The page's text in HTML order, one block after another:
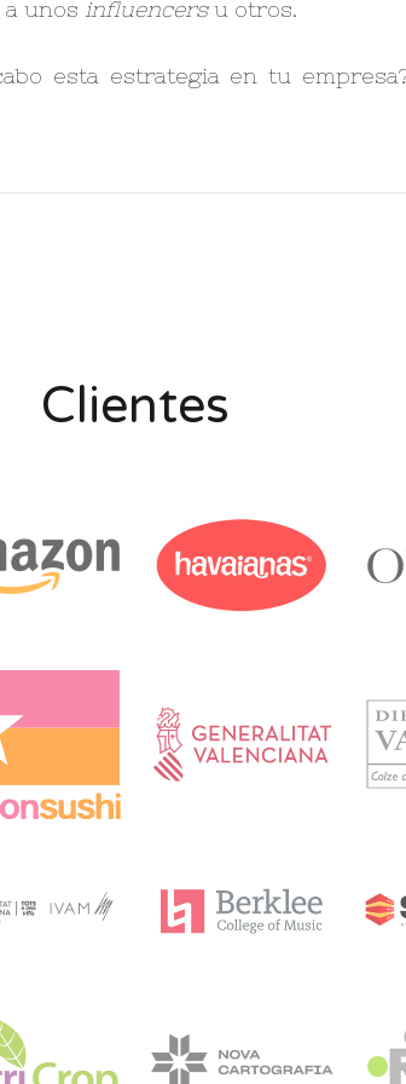
unos influencersu otros.
esta estrategia en tu
Clientes